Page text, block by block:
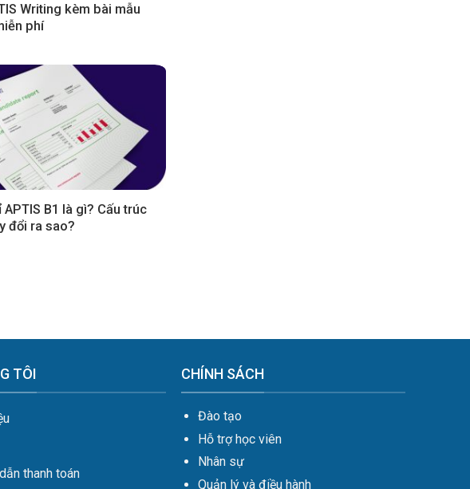
Writing kèm bài mẫu
phí
APTIS B1 là gì? Cấu trúc
đổi ra sao?
TÔI
thanh toán
CHÍNH SÁCH
Đào tạo
Hỗ trợ học viên
Nhân sự
Quản lý và điều hành